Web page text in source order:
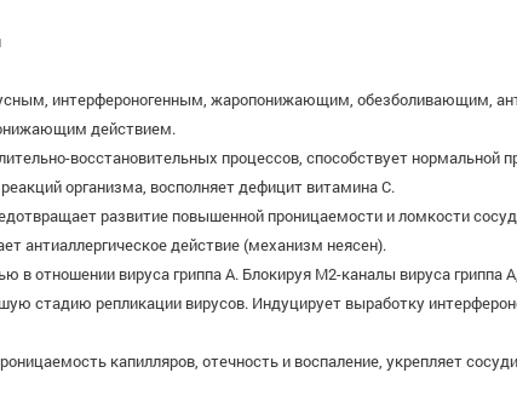
интерфероногенным, жаропонижающим, обезболивающим,
действием.
восстановительных процессов, способствует
организма, восполняет дефицит витамина С.
развитие повышенной проницаемости и ломкости
антиаллергическое действие (механизм неясен).
в отношении вируса гриппа А. Блокируя М2-каналы вируса гриппа
стадию репликации вирусов. Индуцирует выработку
капилляров, отечность и воспаление, укрепляет